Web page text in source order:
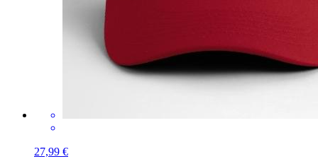
27,99 €